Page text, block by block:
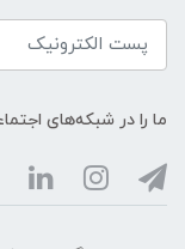
ما را در شبکه‌های